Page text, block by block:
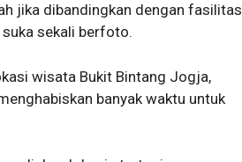
jika dibandingkan dengan fasilitas
sekali berfoto.
wisata Bukit Bintang Jogja,
banyak waktu untuk